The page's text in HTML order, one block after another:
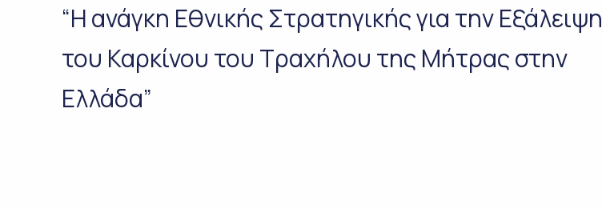
“Η ανάγκη Εθνικής Στρατηγικής για την Εξάλειψη
του Καρκίνου του Τραχήλου της Μήτρας στην
Ελλάδα”